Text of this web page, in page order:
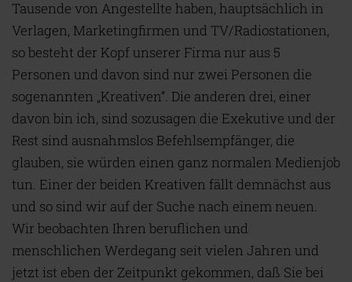
Tausende von Angestellte haben, hauptsächlich in
Verlagen, Marketingfirmen und TV/Radiostationen,
so besteht der Kopf unserer Firma nur aus 5
Personen und davon sind nur zwei Personen die
sogenannten „Kreativen“. Die anderen drei, einer
davon bin ich, sind sozusagen die Exekutive und der
Rest sind ausnahmslos Befehlsempfänger, die
glauben, sie würden einen ganz normalen Medienjob
tun. Einer der beiden Kreativen fällt demnächst aus
und so sind wir auf der Suche nach einem neuen.
Wir beobachten Ihren beruflichen und
menschlichen Werdegang seit vielen Jahren und
jetzt ist eben der Zeitpunkt gekommen, daß Sie bei